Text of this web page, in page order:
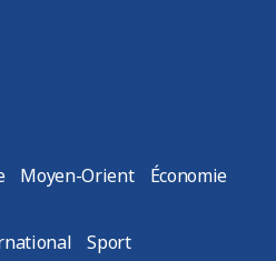
Moyen-Orient Économie
Sport